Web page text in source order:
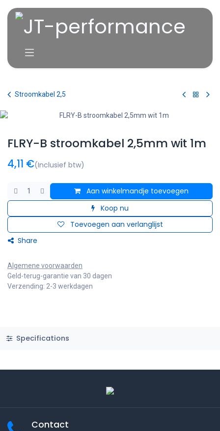
Stroomkabel 2,5
FLRY-B stroomkabel 2,5mm wit 1m
4,11 €(Inclusief btw)
Aan winkelmandje toevoegen
Koop nu
Toevoegen aan verlanglijst
Share
Algemene voorwaarden
Geld-terug-garantie van 30 dagen
Verzending: 2-3 werkdagen
Specifications
Contact